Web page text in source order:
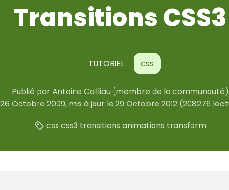
Transitions CSS3
TUTORIEL css
Publié parAntoine Cailliau (membre de la communauté)
26 Octobre 2009, mis à jour le 29 Octobre 2012(208276
css css3 transitions animations transform